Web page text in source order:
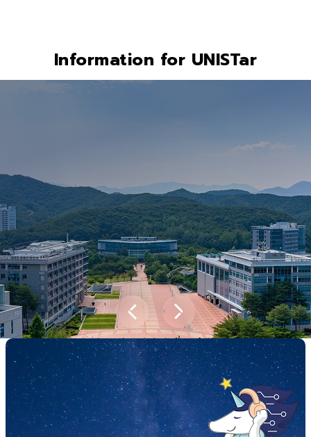
Information for UNISTar
새내기학부에서
전공탐색 프로그램을 통해 나에게 맞는 최
적의 전공을 찾아보세요.